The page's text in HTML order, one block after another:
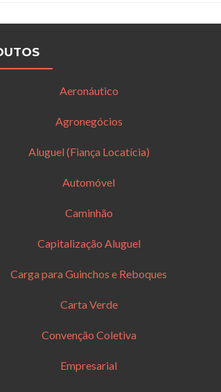
Aeronáutico
Agronegócios
Aluguel (Fiança Locatícia)
Automóvel
Caminhão
Capitalização Aluguel
Carga para Guinchos e Reboques
Carta Verde
Convenção Coletiva
Empresarial